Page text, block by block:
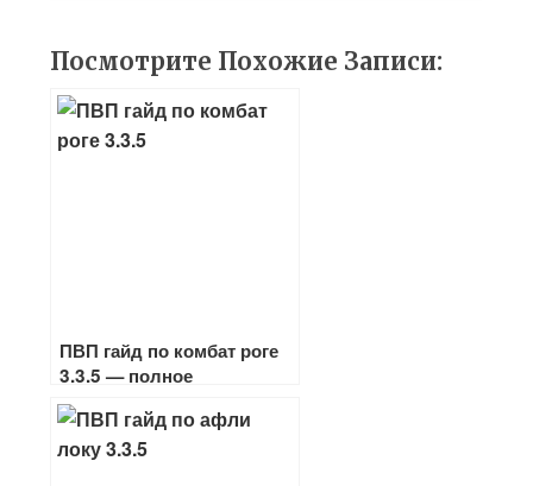
Посмотрите Похожие Записи:
ПВП гайд по комбат роге
3.3.5 — полное
руководство по игре
разбойником